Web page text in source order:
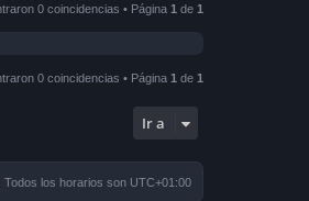
0 coincidencias • Página 1 de 1
0 coincidencias • Página 1 de 1
Ir a
Todos los horarios son UTC+01:00